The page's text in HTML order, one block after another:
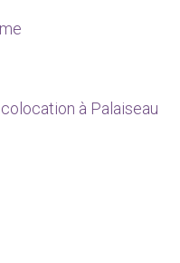
colocation à Palaiseau